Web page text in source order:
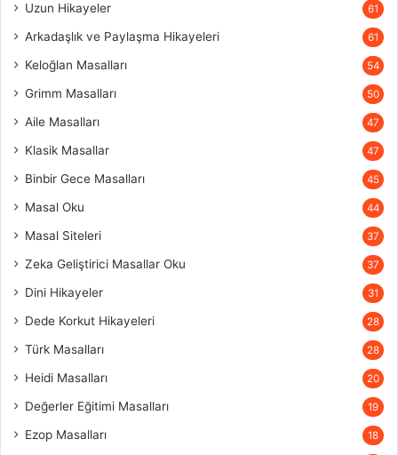
Uzun Hikayeler 61
Arkadaşlık ve Paylaşma Hikayeleri 61
Keloğlan Masalları 54
Grimm Masalları 50
Aile Masalları 47
Klasik Masallar 47
Binbir Gece Masalları 45
Masal Oku 44
Masal Siteleri 37
Zeka Geliştirici Masallar Oku 37
Dini Hikayeler 31
Dede Korkut Hikayeleri 28
Türk Masalları 28
Heidi Masalları 20
Değerler Eğitimi Masalları 19
Ezop Masalları 18